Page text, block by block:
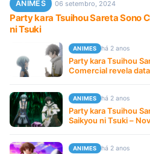
ANIMES 06 setembro, 2024
Party kara Tsuihou Sareta Sono
ni Tsuki
ANIMES há 2 anos
Party kara Tsuihou
Comercial revela
ANIMES há 2 anos
Party kara Tsuihou
Saikyou ni Tsuki –
ANIMES há 2 anos